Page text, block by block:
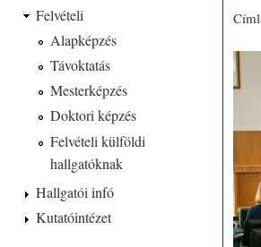
Felvételi
Alapképzés
Távoktatás
Mesterképzés
Doktori képzés
Felvételi külföldi
hallgatóknak
Hallgatói infó
Kutatóintézet